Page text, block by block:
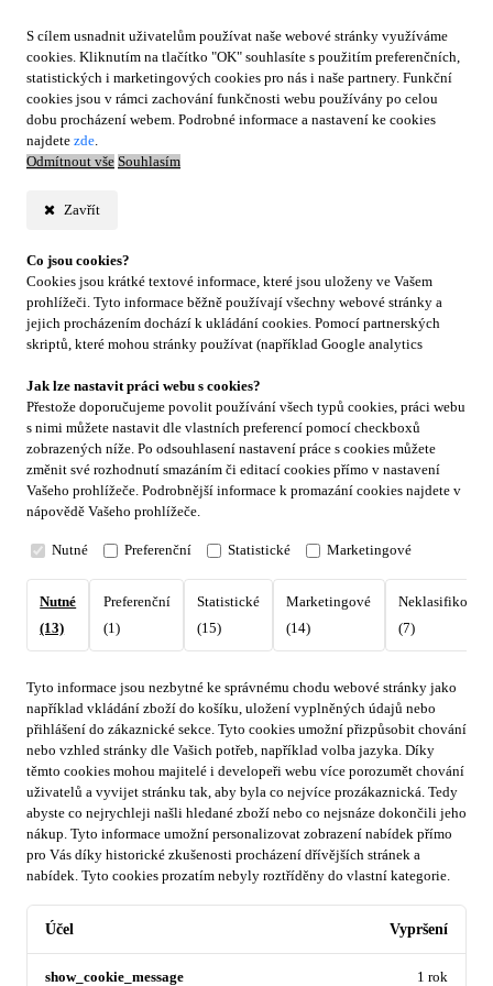
S cílem usnadnit uživatelům používat naše webové stránky využíváme
cookies. Kliknutím na tlačítko "OK" souhlasíte s použitím preferenčních,
statistických i marketingových cookies pro nás i naše partnery. Funkční
cookies jsou v rámci zachování funkčnosti webu používány po celou
dobu procházení webem. Podrobné informace a nastavení ke cookies
najdete zde.
Odmítnout vše Souhlasím
Zavřít
Co jsou cookies?
Cookies jsou krátké textové informace, které jsou uloženy ve Vašem
prohlížeči. Tyto informace běžně používají všechny webové stránky a
jejich procházením dochází k ukládání cookies. Pomocí partnerských
skriptů, které mohou stránky používat (například Google analytics
Jak lze nastavit práci webu s cookies?
Přestože doporučujeme povolit používání všech typů cookies, práci webu
s nimi můžete nastavit dle vlastních preferencí pomocí checkboxů
zobrazených níže. Po odsouhlasení nastavení práce s cookies můžete
změnit své rozhodnutí smazáním či editací cookies přímo v nastavení
Vašeho prohlížeče. Podrobnější informace k promazání cookies najdete v
nápovědě Vašeho prohlížeče.
Nutné Preferenční Statistické Marketingové
Nutné
(13)
Preferenční
(1)
Statistické
(15)
Marketingové
(14)
(7)
Tyto informace jsou nezbytné ke správnému chodu webové stránky jako
například vkládání zboží do košíku, uložení vyplněných údajů nebo
přihlášení do zákaznické sekce. Tyto cookies umožní přizpůsobit chování
nebo vzhled stránky dle Vašich potřeb, například volba jazyka. Díky
těmto cookies mohou majitelé i developeři webu více porozumět chování
uživatelů a vyvijet stránku tak, aby byla co nejvíce prozákaznická. Tedy
abyste co nejrychleji našli hledané zboží nebo co nejsnáze dokončili jeho
nákup. Tyto informace umožní personalizovat zobrazení nabídek přímo
pro Vás díky historické zkušenosti procházení dřívějších stránek a
nabídek. Tyto cookies prozatím nebyly roztříděny do vlastní kategorie.
Účel Vypršení
show_cookie_message 1 rok